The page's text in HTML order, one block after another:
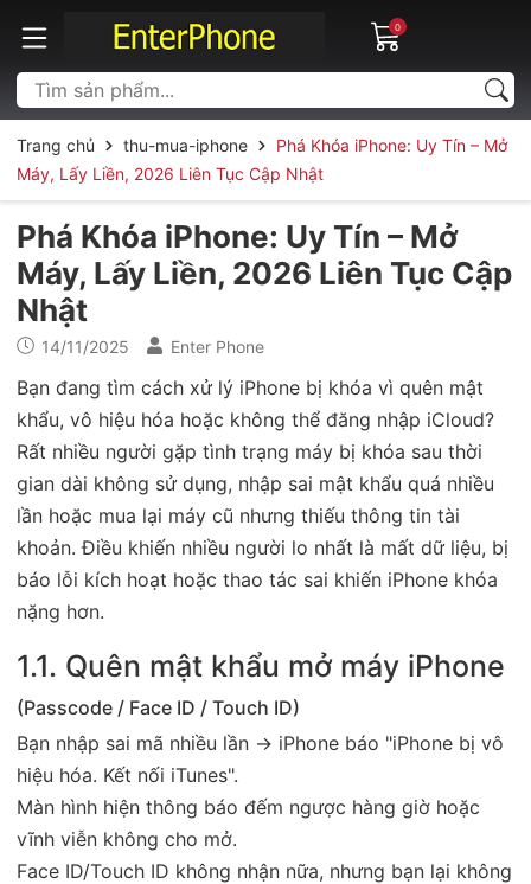
0
Trang chủ thu-mua-iphone
Phá Khóa iPhone: Uy Tín – Mở
Máy, Lấy Liền, 2026 Liên Tục Cập Nhật
Phá Khóa iPhone: Uy Tín – Mở
Máy, Lấy Liền, 2026 Liên Tục Cập
Nhật
14/11/2025 Enter Phone
Bạn đang tìm cách xử lý iPhone bị khóa vì quên mật
khẩu, vô hiệu hóa hoặc không thể đăng nhập iCloud?
Rất nhiều người gặp tình trạng máy bị khóa sau thời
gian dài không sử dụng, nhập sai mật khẩu quá nhiều
lần hoặc mua lại máy cũ nhưng thiếu thông tin tài
khoản. Điều khiến nhiều người lo nhất là mất dữ liệu, bị
báo lỗi kích hoạt hoặc thao tác sai khiến iPhone khóa
nặng hơn.
1.1. Quên mật khẩu mở máy iPhone
(Passcode / Face ID / Touch ID)
Bạn nhập sai mã nhiều lần → iPhone báo "iPhone bị vô
hiệu hóa. Kết nối iTunes".
Màn hình hiện thông báo đếm ngược hàng giờ hoặc
vĩnh viễn không cho mở.
Face ID/Touch ID không nhận nữa, nhưng bạn lại không